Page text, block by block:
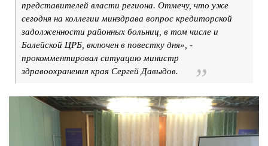
представителей власти региона. Отмечу, что уже
сегодня на коллегии минздрава вопрос кредиторской
задолженности районных больниц, в том числе и
Балейской ЦРБ, включен в повестку дня», -
прокомментировал ситуацию министр
здравоохранения края Сергей Давыдов.